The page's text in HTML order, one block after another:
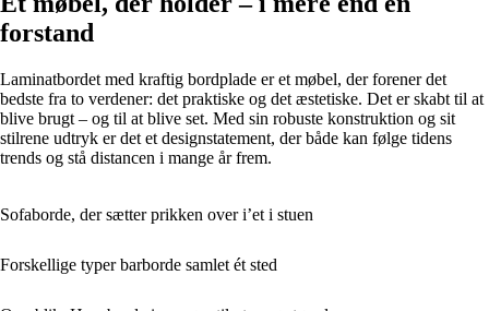
forstand
Laminatbordet med kraftig bordplade er et møbel, der forener det
bedste fra to verdener: det praktiske og det æstetiske. Det er skabt til at
blive brugt – og til at blive set. Med sin robuste konstruktion og sit
stilrene udtryk er det et designstatement, der både kan følge tidens
trends og stå distancen i mange år frem.
Sofaborde, der sætter prikken over i’et i stuen
Forskellige typer barborde samlet ét sted